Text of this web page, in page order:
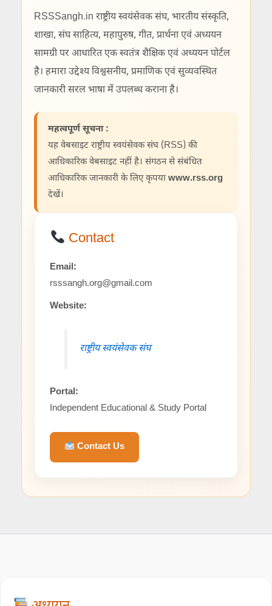
RSSSangh.in राष्ट्रीय स्वयंसेवक संघ, भारतीय संस्कृति,
शाखा, संघ साहित्य, महापुरुष, गीत, प्रार्थना एवं अध्ययन
सामग्री पर आधारित एक स्वतंत्र शैक्षिक एवं अध्ययन पोर्टल
है। हमारा उद्देश्य विश्वसनीय, प्रमाणिक एवं सुव्यवस्थित
जानकारी सरल भाषा में उपलब्ध कराना है।
महत्वपूर्ण सूचना :
यह वेबसाइट राष्ट्रीय स्वयंसेवक संघ (RSS) की
आधिकारिक वेबसाइट नहीं है। संगठन से संबंधित
आधिकारिक जानकारी के लिए कृपया www.rss.org
देखें।
Contact
Email:
rsssangh.org@gmail.com
Website:
राष्ट्रीय स्वयंसेवक संघ
Portal:
Independent Educational & Study Portal
Contact Us